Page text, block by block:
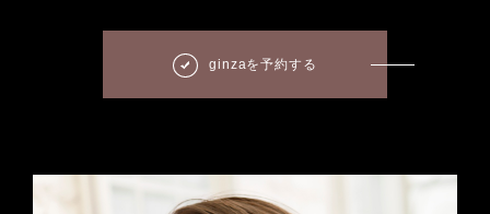
ginzaを予約する